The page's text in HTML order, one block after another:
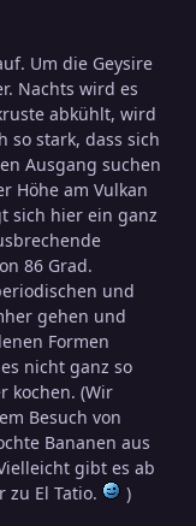
Um die Geysire
Nachts wird es
abkühlt, wird
so stark, dass sich
Ausgang suchen
Höhe am Vulkan
sich hier ein ganz
86 Grad.
und
gehen und
Formen
nicht ganz so
kochen. (Wir
Besuch von
Bananen aus
gibt es ab
zu El Tatio.
)